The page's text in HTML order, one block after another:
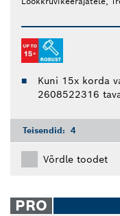
Kuni 15x korda
2608522316
Teisendid: 4
Võrdle toodet
PRO